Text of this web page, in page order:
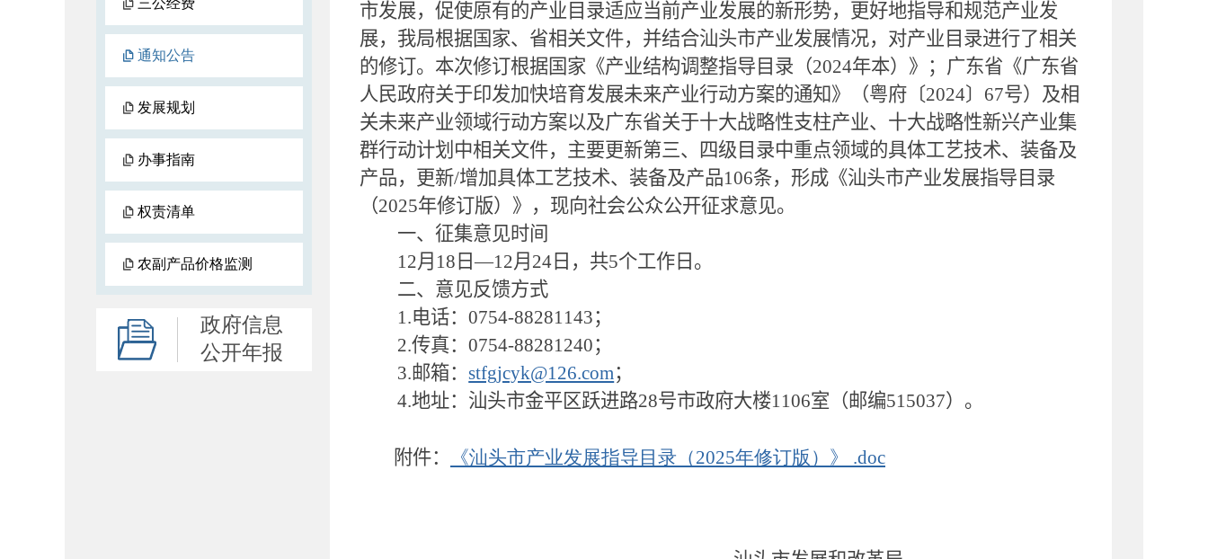
三公经费
通知公告
发展规划
办事指南
权责清单
农副产品价格监测
政府信息
公开年报
市发展，促使原有的产业目录适应当前产业发展的新形势，更好地指导和规范产业发
展，我局根据国家、省相关文件，并结合汕头市产业发展情况，对产业目录进行了相关
的修订。本次修订根据国家《产业结构调整指导目录（2024年本）》；广东省 《广东省
人民政府关于印发加快培育发展未来产业行动方案的通知》（粤府〔2024〕 67号）及相
关未来产业领域行动方案以及广东省关于十大战略性支柱产业、十大战略性新兴产业集
群行动计划中相关文件，主要更新第三、四级目录中重点领域的具体工艺技术、装备及
产品，更新/增加具体工艺技术、装备及产品106条，形成《汕头市产业发展指导目录
（2025年修订版）》，现向社会公众公开征求意见。
一、征集意见时间
12月 18 日—12月 24 日，共5个工作日。
二、意见反馈方式
1.电话：0754-88281143；
2.传真：0754-88281240；
3.邮箱：stfgjcyk@126.com；
4.地址：汕头市金平区跃进路28号市政府大楼1106室（邮编515037）。
附件： 《汕头市产业发展指导目录（2025年修订版）》 .doc